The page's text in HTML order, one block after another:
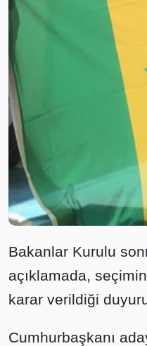
Bakanlar Kurulu
açıklamada,
karar verildiği
Cumhurbaşkanı